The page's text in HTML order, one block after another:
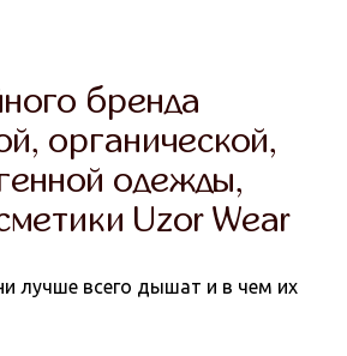
бренда
органической,
одежды,
Uzor Wear